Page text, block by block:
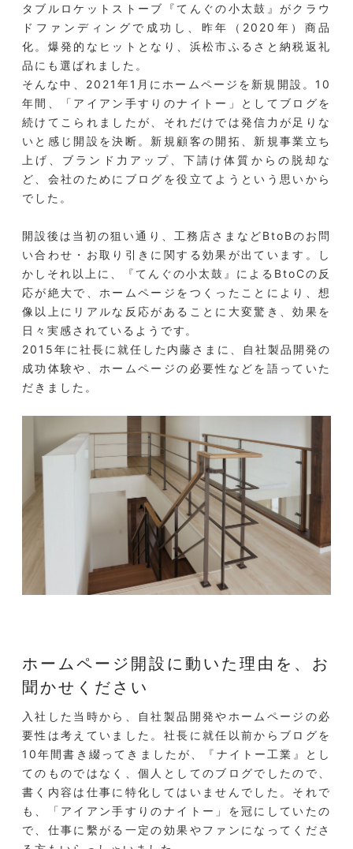
タブルロケットストーブ『てんぐの小太鼓』がクラウ
ドファンディングで成功し、昨年（2020年）商品
化。爆発的なヒットとなり、浜松市ふるさと納税返礼
品にも選ばれました。
そんな中、2021年1月にホームページを新規開設。10
年間、「アイアン手すりのナイトー」としてブログを
続けてこられましたが、それだけでは発信力が足りな
いと感じ開設を決断。新規顧客の開拓、新規事業立ち
上げ、ブランド力アップ、下請け体質からの脱却な
ど、会社のためにブログを役立てようという思いから
でした。
開設後は当初の狙い通り、工務店さまなどBtoBのお問
い合わせ・お取り引きに関する効果が出ています。し
かしそれ以上に、『てんぐの小太鼓』によるBtoCの反
応が絶大で、ホームページをつくったことにより、想
像以上にリアルな反応があることに大変驚き、効果を
日々実感されているようです。
2015年に社長に就任した内藤さまに、自社製品開発の
成功体験や、ホームページの必要性などを語っていた
だきました。
ホームページ開設に動いた理由を、 お
聞かせください
入社した当時から、自社製品開発やホームページの必
要性は考えていました。社長に就任以前からブログを
10年間書き綴ってきましたが、『ナイトー工業』とし
てのものではなく、個人としてのブログでしたので、
書く内容は仕事に特化してはいませんでした。それで
も、「アイアン手すりのナイトー」を冠にしていたの
で、仕事に繫がる一定の効果やファンになってくださ